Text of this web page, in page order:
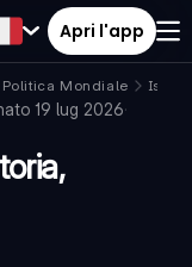
Apri l'app
Mondiale
Isole
19 lug 2026·